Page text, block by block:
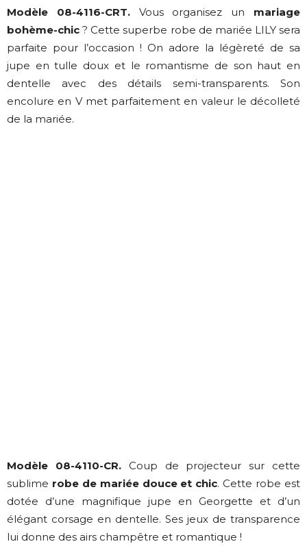
Modèle 08-4116-CRT.Vous organisez un mariage
bohème-chic ? Cette superbe robe de mariée LILY sera
parfaite pour l’occasion ! On adore la légèreté de sa
jupe en tulle doux et le romantisme de son haut en
dentelle avec des détails semi-transparents. Son
encolure en V met parfaitement en valeur le décolleté
de la mariée.
Modèle 08-4110-CR.Coup de projecteur sur cette
sublime robe de mariée douce et chic. Cette robe est
dotée d’une magnifique jupe en Georgette et d’un
élégant corsage en dentelle. Ses jeux de transparence
lui donne des airs champêtre et romantique !